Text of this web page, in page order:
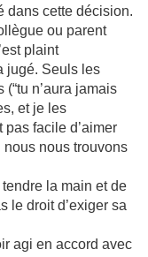
dans cette décision.
ou parent
plaint
jugé. Seuls les
n’aura jamais
et je les
pas facile d’aimer
nous trouvons
la main et de
le droit d’exiger sa
agi en accord avec